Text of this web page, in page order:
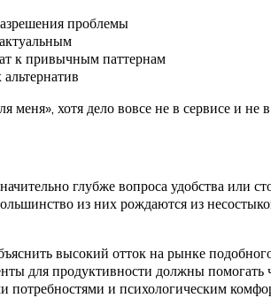
проблемы
к привычным паттернам
хотя дело вовсе не в сервисе и не в
глубже вопроса удобства или
из них рождаются из
высокий отток на рынке
для продуктивности должны помогать
и психологическим